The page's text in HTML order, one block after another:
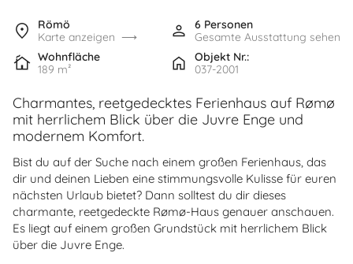
Römö
Karte anzeigen
6 Personen
Gesamte Ausstattung sehen
Wohnfläche
189 m²
Objekt Nr.:
037-2001
Charmantes, reetgedecktes Ferienhaus auf Rømø
mit herrlichem Blick über die Juvre Enge und
modernem Komfort.
Bist du auf der Suche nach einem großen Ferienhaus, das
dir und deinen Lieben eine stimmungsvolle Kulisse für euren
nächsten Urlaub bietet? Dann solltest du dir dieses
charmante, reetgedeckte Rømø-Haus genauer anschauen.
Es liegt auf einem großen Grundstück mit herrlichem Blick
über die Juvre Enge.